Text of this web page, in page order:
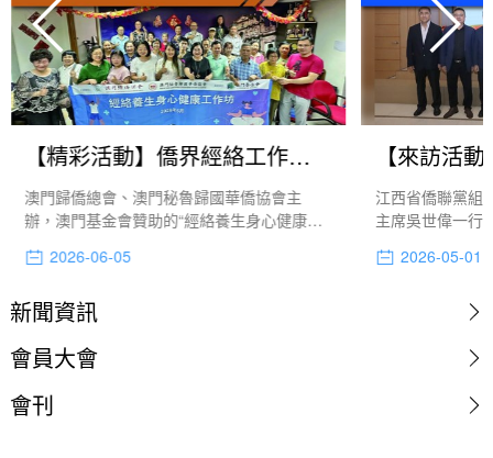
【精彩活動】僑界經絡工作坊助養生
澳門歸僑總會、澳門秘魯歸國華僑協會主
辦，澳門基金會贊助的“經絡養生身心健康工
諧粉彩畫）、養生操、製作養生香囊，以及
經、胃經、脾經等內容。
2026-06-05
江西省僑聯黨組
主席吳世偉一行
趙文炎及蔡志龍
2026-05-01
新聞資訊
會員大會
會刊